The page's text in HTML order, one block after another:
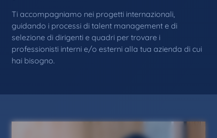
Ti accompagniamo nei progetti internazionali,
guidando i processi di talent management e di
selezione di dirigenti e quadri per trovare i
professionisti interni e/o esterni alla tua azienda di cui
hai bisogno.